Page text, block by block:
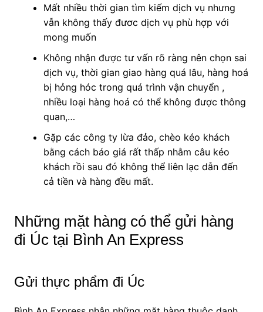
Mất nhiều thời gian tìm kiếm dịch vụ nhưng
vẫn không thấy đươc dịch vụ phù hợp với
mong muốn
Không nhận được tư vấn rõ ràng nên chọn sai
dịch vụ, thời gian giao hàng quá lâu, hàng hoá
bị hỏng hóc trong quá trình vận chuyển ,
nhiều loại hàng hoá có thể không được thông
quan,…
Gặp các công ty lừa đảo, chèo kéo khách
bằng cách báo giá rất thấp nhằm câu kéo
khách rồi sau đó không thể liên lạc dẫn đến
cả tiền và hàng đều mất.
Những mặt hàng có thể gửi hàng
đi Úc tại Bình An Express
Gửi thực phẩm đi Úc